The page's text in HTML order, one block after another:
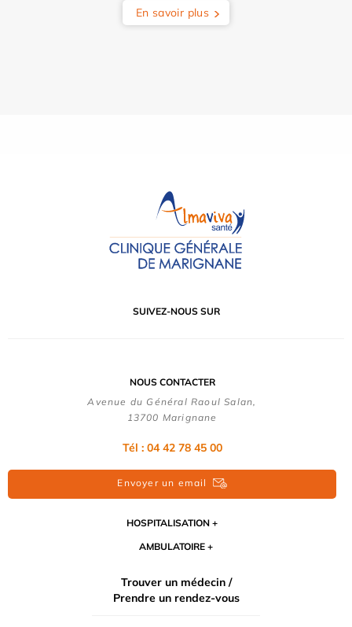
En savoir plus
SUIVEZ-NOUS SUR
NOUS CONTACTER
Avenue du Général Raoul Salan,
13700 Marignane
Tél : 04 42 78 45 00
Envoyer un email
HOSPITALISATION
AMBULATOIRE
Trouver un médecin /
Prendre un rendez-vous